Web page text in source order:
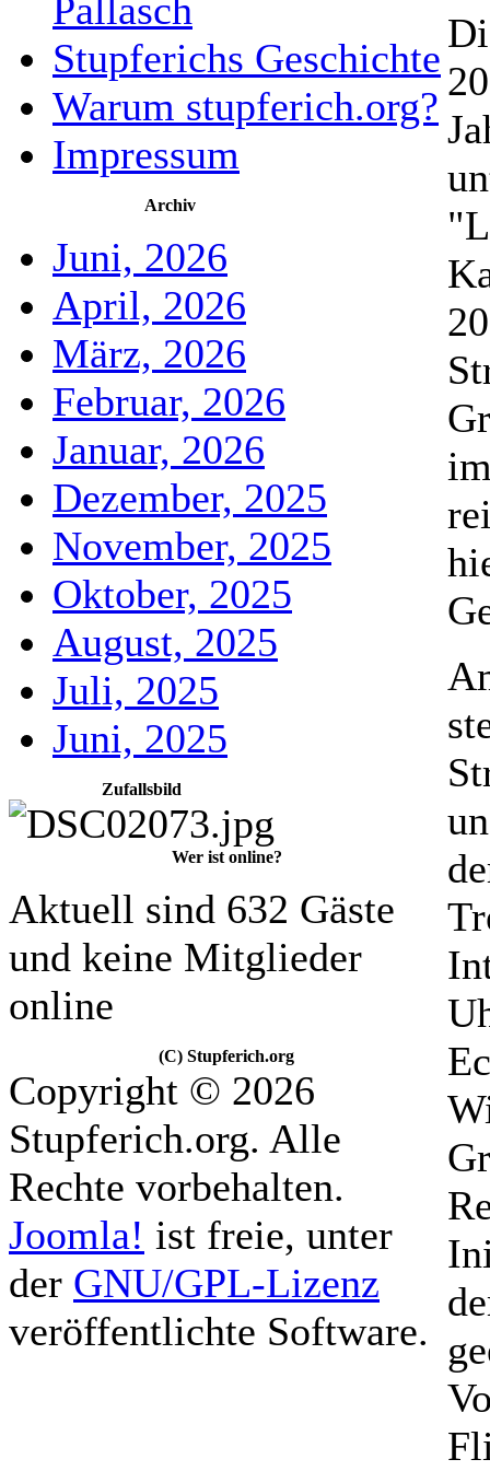
Pallasch
Stupferichs Geschichte
Warum stupferich.org?
Impressum
Archiv
Juni, 2026
April, 2026
März, 2026
Februar, 2026
Januar, 2026
Dezember, 2025
November, 2025
Oktober, 2025
August, 2025
Juli, 2025
Juni, 2025
Zufallsbild
Wer ist online?
Aktuell sind 632 Gäste
und keine Mitglieder
online
(C) Stupferich.org
Copyright © 2026
Stupferich.org. Alle
Rechte vorbehalten.
Joomla! ist freie, unter
der GNU/GPL-Lizenz
veröffentlichte Software.